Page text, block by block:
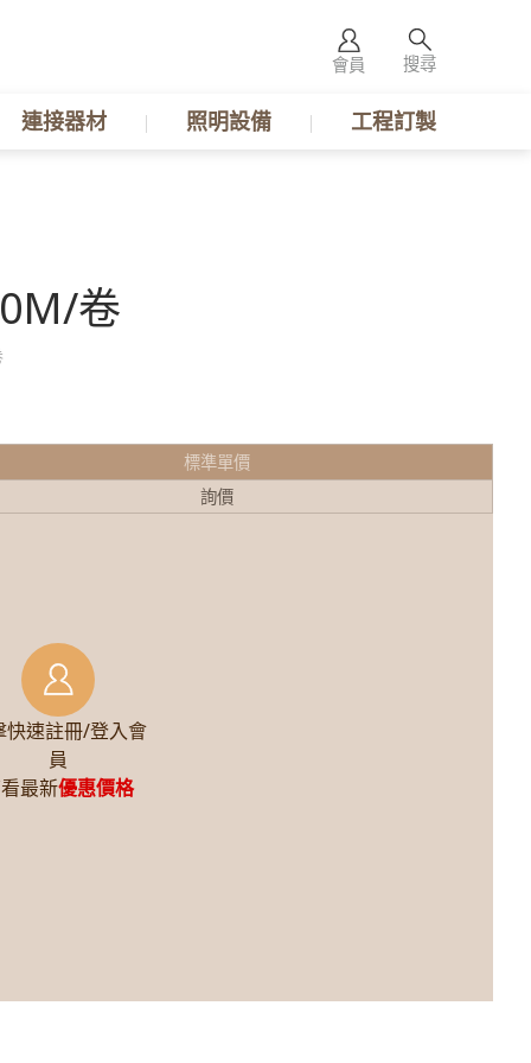
會員 搜尋
連接器材 照明設備 工程訂製
卷
快速註冊/登入會
員
最新優惠價格
標準單價
詢價